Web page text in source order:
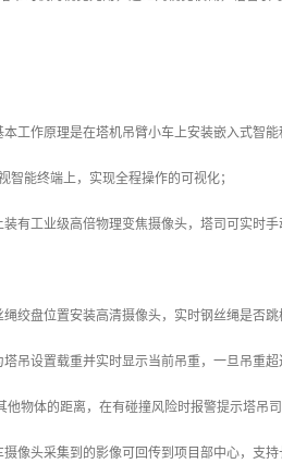
工作原理是在塔机吊臂小车上安装嵌入式智
能终端上，实现全程操作的可视化；
有工业级高倍物理变焦摄像头，塔司可实时
绞盘位置安装高清摄像头，实时钢丝绳是否跳
吊设置载重并实时显示当前吊重，一旦吊重超
物体的距离，在有碰撞风险时报警提示塔吊
像头采集到的影像可回传到项目部中心，支